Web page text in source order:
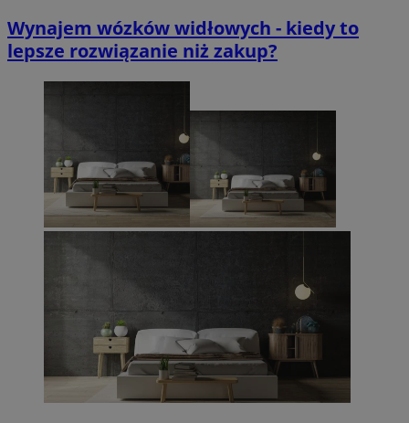
Wynajem wózków widłowych - kiedy to
lepsze rozwiązanie niż zakup?